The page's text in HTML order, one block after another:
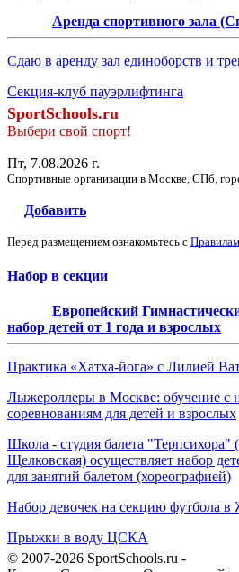
Аренда спортивного зала
Сдаю в аренду зал единоборств и
Секция-клуб пауэрлифтинга
SportSchools.ru
Выбери свой спорт!
Пт, 7.08.2026 г.
Спортивные организации в Москве, СПб,
Добавить
Перед размещением ознакомьтесь с
Набор в секции
Европейский
набор детей от 1 года и взрослых
Практика «Хатха-йога» с Лилией
Лыжероллеры в Москве: обучение с
соревнованиям для детей и взрослых
Школа - студия балета "Терпсихора"
Щелковская) осуществляет набор
для занятий балетом (хореографией)
Набор девочек на секцию футбола
Прыжки в воду ЦСКА
© 2007-2026 SportSchools.ru -